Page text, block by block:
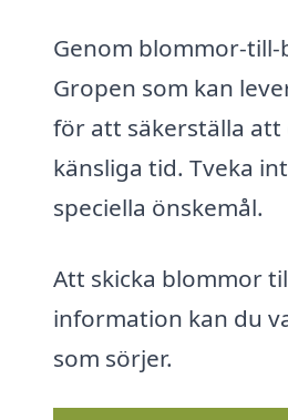
Genom blommor-
Gropen som kan
för att säkerställa
känsliga tid. Tveka
speciella önskemål.
Att skicka blommor
information kan du
som sörjer.